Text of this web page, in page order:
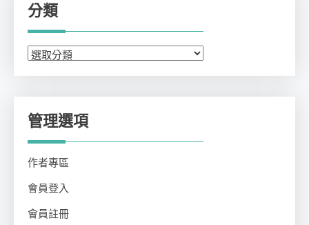
分類
分
管理選項
作者專區
會員登入
會員註冊